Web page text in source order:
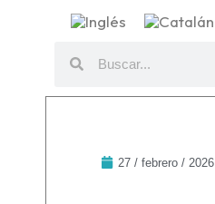
27 / febrero / 2026